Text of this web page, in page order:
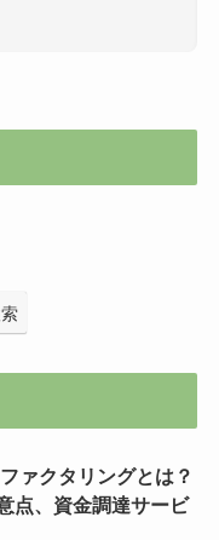
ァクタリングとは？
点、資金調達サービ